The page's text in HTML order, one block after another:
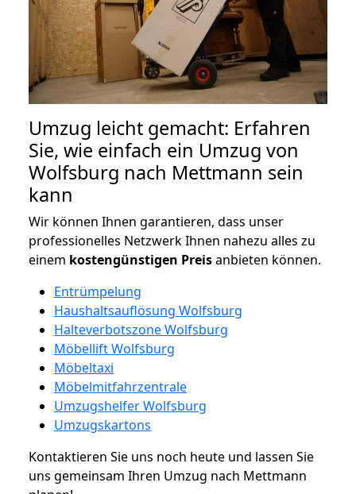
Umzug leicht gemacht: Erfahren
Sie, wie einfach ein Umzug von
Wolfsburg nach Mettmann sein
kann
Wir können Ihnen garantieren, dass unser
professionelles Netzwerk Ihnen nahezu alles zu
einem kostengünstigen Preisanbieten können.
Entrümpelung
Haushaltsauflösung Wolfsburg
Halteverbotszone Wolfsburg
Möbellift Wolfsburg
Möbeltaxi
Möbelmitfahrzentrale
Umzugshelfer Wolfsburg
Umzugskartons
Kontaktieren Sie uns noch heute und lassen Sie
uns gemeinsam Ihren Umzug nach Mettmann